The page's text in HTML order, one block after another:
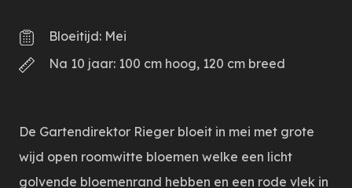
Bloeitijd: Mei
Na 10 jaar: 100 cm hoog, 120 cm breed
De Gartendirektor Rieger bloeit in mei met grote
wijd open roomwitte bloemen welke een licht
golvende bloemenrand hebben en een rode vlek in